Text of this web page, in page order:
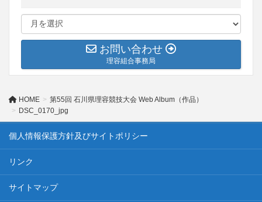
お問い合わせ
理容組合事務局
HOME
第55回 石川県理容競技大会 Web Album（作品）
DSC_0170_jpg
個人情報保護方針及びサイトポリシー
リンク
サイトマップ